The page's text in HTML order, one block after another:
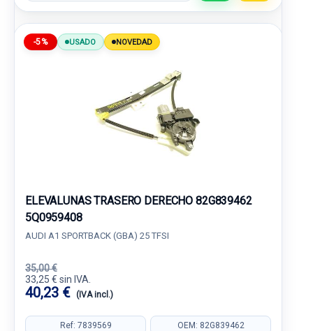
-5% USADO NOVEDAD
ELEVALUNAS TRASERO DERECHO 82G839462
5Q0959408
AUDI A1 SPORTBACK (GBA) 25 TFSI
35,00 €
33,25 € sin IVA.
40,23 € (IVA incl.)
Ref: 7839569 OEM: 82G839462